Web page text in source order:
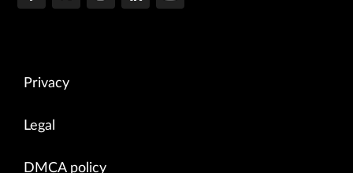
Privacy
Legal
DMCA policy